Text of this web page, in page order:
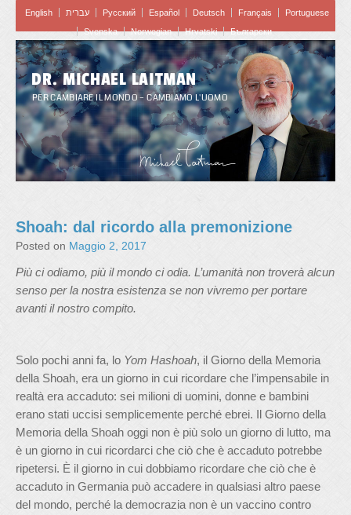
English עברית Pусский Español Deutsch Français
Portuguese
Svenska
Norwegian Hrvatski Български
DR. MICHAEL LAITMAN
PER CAMBIARE IL MONDO – CAMBIAMO L'UOMO
Shoah: dal ricordo alla premonizione
Posted on Maggio 2, 2017
Più ci odiamo, più il mondo ci odia. L’umanità non troverà alcun
senso per la nostra esistenza se non vivremo per portare
avanti il nostro compito.
Solo pochi anni fa, lo Yom Hashoah, il Giorno della Memoria
della Shoah, era un giorno in cui ricordare che l’impensabile in
realtà era accaduto: sei milioni di uomini, donne e bambini
erano stati uccisi semplicemente perché ebrei. Il Giorno della
Memoria della Shoah oggi non è più solo un giorno di lutto, ma
è un giorno in cui ricordarci che ciò che è accaduto potrebbe
ripetersi. È il giorno in cui dobbiamo ricordare che ciò che è
accaduto in Germania può accadere in qualsiasi altro paese
del mondo, perché la democrazia non è un vaccino contro